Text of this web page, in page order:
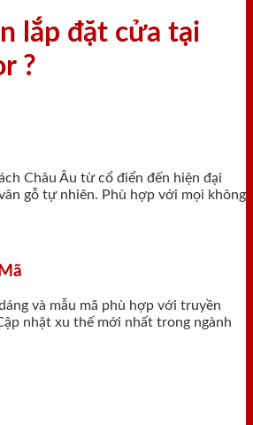
lắp đặt cửa tại
?
Châu Âu từ cổ điển đến hiện đại
gỗ tự nhiên. Phù hợp với mọi không
và mẫu mã phù hợp với truyền
nhật xu thế mới nhất trong ngành